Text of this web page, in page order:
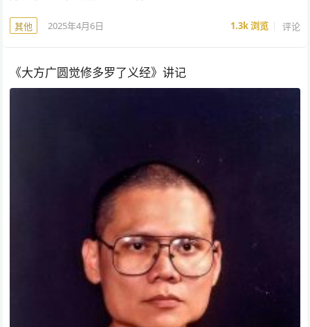
其他 2025年4月6日 1.3k浏览 评论
《大方广圆觉修多罗了义经》讲记